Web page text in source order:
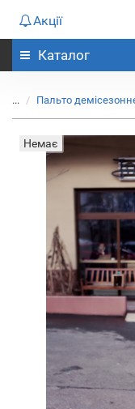
Акції
Каталог
... Пальто
Немає